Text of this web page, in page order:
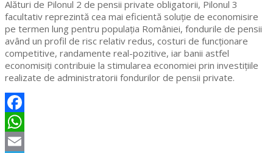
Alături de Pilonul 2 de pensii private obligatorii, Pilonul 3
facultativ reprezintă cea mai eficientă soluție de economisire
pe termen lung pentru populația României, fondurile de pensii
având un profil de risc relativ redus, costuri de funcționare
competitive, randamente real-pozitive, iar banii astfel
economisiți contribuie la stimularea economiei prin investițiile
realizate de administratorii fondurilor de pensii private.
Facebook
WhatsApp